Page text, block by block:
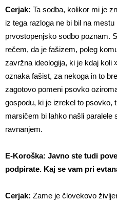
Cerjak: Ta sodba, kolikor mi je
iz tega razloga ne bi bil na
prvostopenjsko sodbo poznam.
rečem, da je fašizem, poleg
zavržna ideologija, ki je kdaj koli
oznaka fašist, za nekoga in to
zagotovo pomeni psovko
gospodu, ki je izrekel to psovko,
marsičem bi lahko našli paralele
ravnanjem.
E-Koroška: Javno ste tudi
podpirate. Kaj se vam pri
Cerjak: Zame je človekovo